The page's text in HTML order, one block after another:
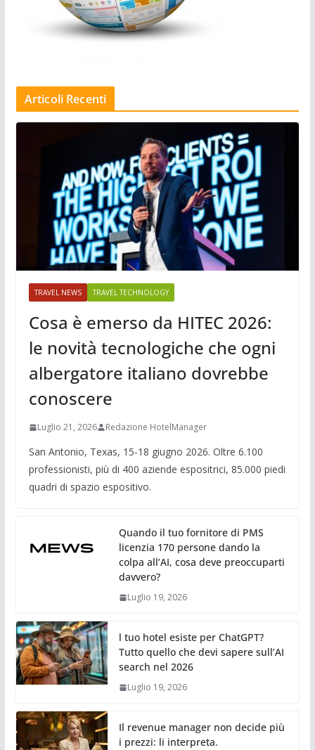
Articoli Recenti
TRAVEL NEWS TRAVEL TECHNOLOGY
Cosa è emerso da HITEC 2026:
le novità tecnologiche che ogni
albergatore italiano dovrebbe
conoscere
Luglio 21, 2026 Redazione HotelManager
San Antonio, Texas, 15-18 giugno 2026. Oltre 6.100
professionisti, più di 400 aziende espositrici, 85.000 piedi
quadri di spazio espositivo.
Quando il tuo fornitore di PMS
licenzia 170 persone dando la
colpa all’AI, cosa deve preoccuparti
davvero?
Luglio 19, 2026
l tuo hotel esiste per ChatGPT?
Tutto quello che devi sapere sull’AI
search nel 2026
Luglio 19, 2026
Il revenue manager non decide più
i prezzi: li interpreta.